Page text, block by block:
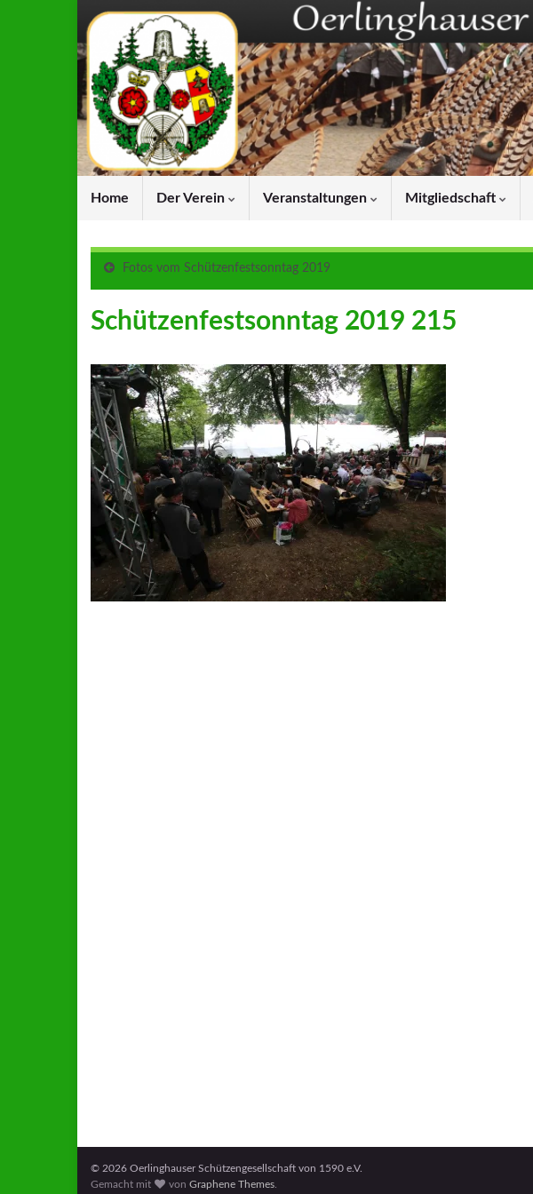
Home Der Verein Veranstaltungen Mitgliedschaft
Fotos vom Schützenfestsonntag 2019
Schützenfestsonntag 2019 215
© 2026 Oerlinghauser Schützengesellschaft von 1590 e.V.
Gemacht mit
vonGraphene Themes